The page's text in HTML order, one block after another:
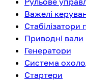
Важелі
Стабілізатори
Приводні вали
Генератори
Система
Стартери